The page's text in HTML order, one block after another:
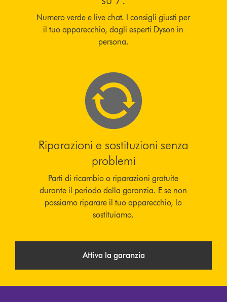
Numero verde e live chat. I consigli giusti per
il tuo apparecchio, dagli esperti Dyson in
persona.
Riparazioni e sostituzioni senza
problemi
Parti di ricambio o riparazioni gratuite
durante il periodo della garanzia. E se non
possiamo riparare il tuo apparecchio, lo
sostituiamo.
Attiva la garanzia